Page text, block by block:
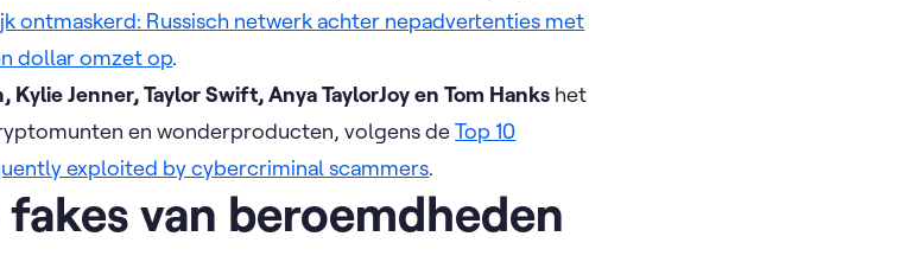
ontmaskerd: Russisch netwerk achter nepadvertenties met
dollar omzet op.
Kylie Jenner, Taylor Swift, Anya TaylorJoy en Tom Hanks het
en wonderproducten, volgens deTop 10
exploited by cybercriminal scammers.
van beroemdheden